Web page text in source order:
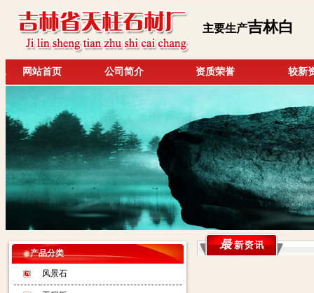
主要生产吉林白
网站首页 公司简介 资质荣誉 较新
产品分类
风景石